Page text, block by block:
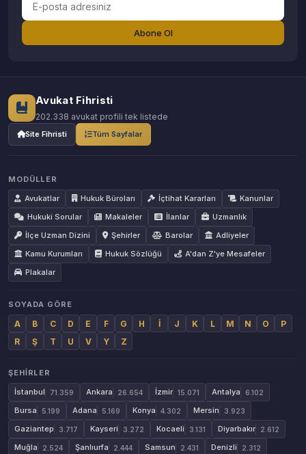
Abone Ol
Avukat Fihristi
202.338 avukat profili tek listede
Site Fihristi Tüm Sayfalar
MODÜLLER
Avukatlar
Hukuk Büroları İçtihat Kararları
Kanunlar
Hukuki Sorular
Makaleler İlanlar
Uzmanlık
İlçe Uzman Dizini
Şehirler Barolar
Adliyeler
Kamu Kurumları
Hukuk Sözlüğü
A'dan Z'ye Mesafeler
Plakalar
SOYADA GÖRE
A B C D E F G H İ J K L M N O
P
R
Ş T U V Y Z
ŞEHIRLER
İstanbul
71.359 Ankara 26.654 İzmir 15.071 Antalya 6.102
Bursa 5.199 Adana 5.169 Konya 4.302 Mersin 3.923
Gaziantep 3.717 Kayseri 3.272 Kocaeli 3.131 Diyarbakır 2.612
Muğla 2.524 Şanlıurfa 2.444 Samsun 2.431 Denizli 2.312